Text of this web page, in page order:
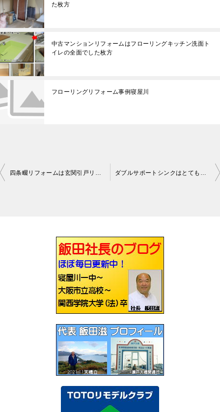
た枚方
中古マンションリフォームはフローリングキッチン洗面ト
イレの全面でした枚方
フローリングリフォーム事例寝屋川
ゲ
ー
シ
ョ
ン
四条畷リフォームは玄関引戸リフォームでした ダブルサポートシンクはとてもオススメです